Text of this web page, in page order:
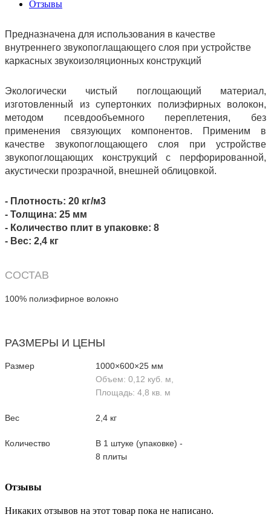
Отзывы
Предназначена для использования в качестве
внутреннего звукопоглащающего слоя при устройстве
каркасных звукоизоляционных конструкций
Экологически чистый поглощающий материал,
изготовленный из супертонких полиэфирных волокон,
методом псевдообъемного переплетения, без
применения связующих компонентов. Применим в
качестве звукопоглощающего слоя при устройстве
звукопоглощающих конструкций с перфорированной,
акустически прозрачной, внешней облицовкой.
- Плотность: 20 кг/м3
- Толщина: 25 мм
- Количество плит в упаковке: 8
- Вес: 2,4 кг
СОСТАВ
100% полиэфирное волокно
РАЗМЕРЫ И ЦЕНЫ
Размер
1000×600×25 мм
Объем: 0,12 куб. м,
Площадь: 4,8 кв. м
Вес 2,4 кг
Количество
В 1 штуке (упаковке) -
8 плиты
Отзывы
Никаких отзывов на этот товар пока не написано.